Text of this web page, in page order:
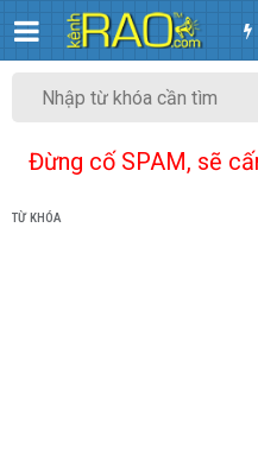
Đừng cố SPAM, sẽ
TỪ KHÓA